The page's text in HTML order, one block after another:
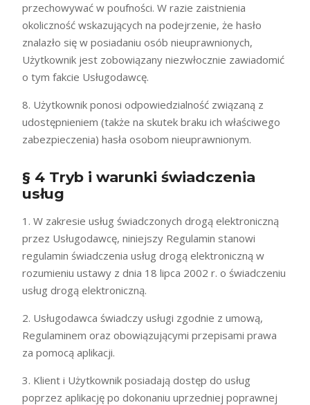
przechowywać w poufności. W razie zaistnienia
okoliczność wskazujących na podejrzenie, że hasło
znalazło się w posiadaniu osób nieuprawnionych,
Użytkownik jest zobowiązany niezwłocznie zawiadomić
o tym fakcie Usługodawcę.
8. Użytkownik ponosi odpowiedzialność związaną z
udostępnieniem (także na skutek braku ich właściwego
zabezpieczenia) hasła osobom nieuprawnionym.
§ 4 Tryb i warunki świadczenia
usług
1. W zakresie usług świadczonych drogą elektroniczną
przez Usługodawcę, niniejszy Regulamin stanowi
regulamin świadczenia usług drogą elektroniczną w
rozumieniu ustawy z dnia 18 lipca 2002 r. o świadczeniu
usług drogą elektroniczną.
2. Usługodawca świadczy usługi zgodnie z umową,
Regulaminem oraz obowiązującymi przepisami prawa
za pomocą aplikacji.
3. Klient i Użytkownik posiadają dostęp do usług
poprzez aplikację po dokonaniu uprzedniej poprawnej